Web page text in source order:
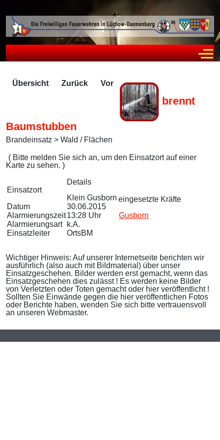
Übersicht Zurück Vor
brennt
Baumstubben
Brandeinsatz > Wald / Flächen
( Bitte melden Sie sich an, um den Einsatzort auf einer
Karte zu sehen. )
Einsatzort
Details
Klein Gusborn
Datum
30.06.2015
Alarmierungszeit13:28 Uhr
Alarmierungsart
k.A.
Einsatzleiter
OrtsBM
eingesetzte Kräfte
Gusborn
Wichtiger Hinweis: Auf unserer Internetseite berichten wir
ausführlich (also auch mit Bildmaterial) über unser
Einsatzgeschehen. Bilder werden erst gemacht, wenn das
Einsatzgeschehen dies zulässt ! Es werden keine Bilder
von Verletzten oder Toten gemacht oder hier veröffentlicht !
Sollten Sie Einwände gegen die hier veröffentlichen Fotos
oder Berichte haben, wenden Sie sich bitte vertrauensvoll
an unseren Webmaster.